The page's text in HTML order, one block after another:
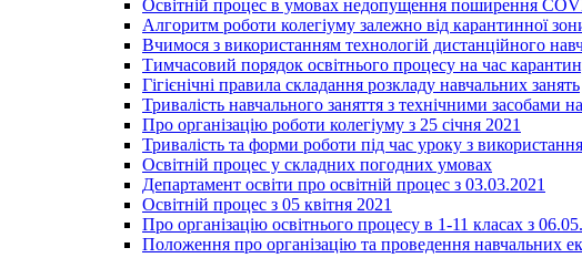
Освітній процес в умовах недопущення поширення
Алгоритм роботи колегіуму залежно від карантинної
Вчимося з використанням технологій дистанційного
Тимчасовий порядок освітнього процесу на час
Гігієнічні правила складання розкладу навчальних занять
Тривалість навчального заняття з технічними засобами
Про організацію роботи колегіуму з 25 січня 2021
Тривалість та форми роботи під час уроку з
Освітній процес у складних погодних умовах
Департамент освіти про освітній процес з 03.03.2021
Освітній процес з 05 квітня 2021
Про організацію освітнього процесу в 1-11 класах з
Положення про організацію та проведення навчальних